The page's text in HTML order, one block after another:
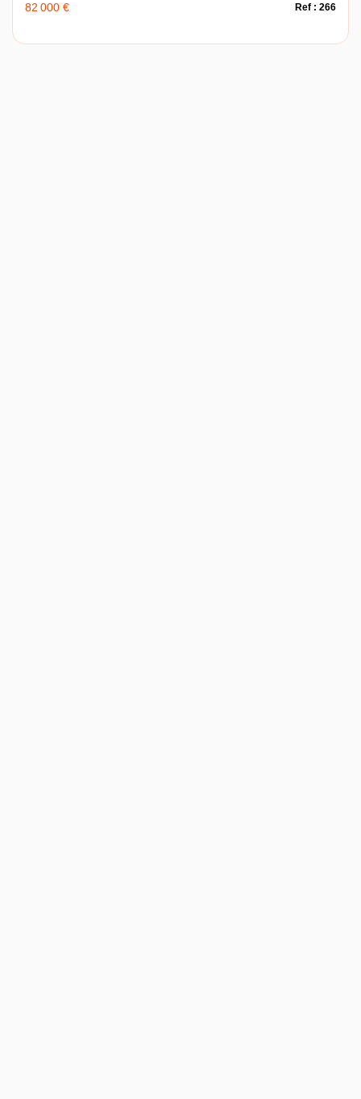
82 000 € Ref : 266